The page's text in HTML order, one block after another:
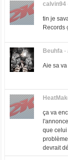
calvin94
tin je
Records
Beuhfa-
Aie sa
ça va
que celui
devrait